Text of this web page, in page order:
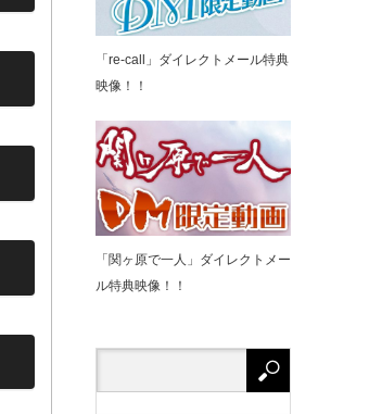
「re-call」ダイレクトメール特典
映像！！
「関ヶ原で⼀⼈」ダイレクトメー
ル特典映像！！